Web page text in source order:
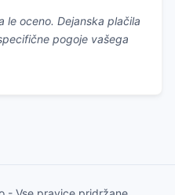
le oceno. Dejanska plačila
pogoje vašega